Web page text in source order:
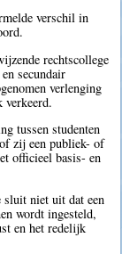
verschil in
rechtscollege
secundair
verlenging
verkeerd.
tussen studenten
zij een publiek- of
officieel basis- en
niet uit dat een
wordt ingesteld,
en het redelijk